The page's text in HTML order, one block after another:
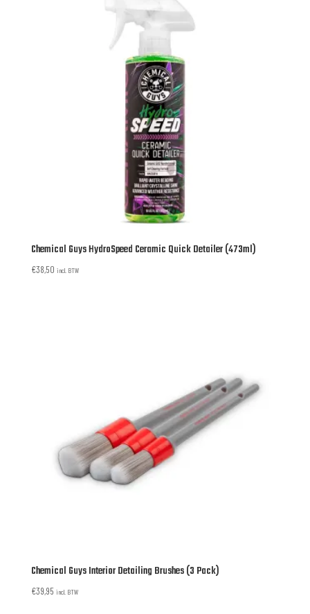
Chemical Guys HydroSpeed Ceramic Quick Detailer (473ml)
€38,50 incl. BTW
Chemical Guys Interior Detailing Brushes (3 Pack)
€39,95 incl. BTW